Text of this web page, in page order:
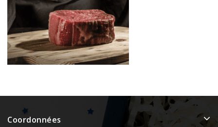
Coordonnées